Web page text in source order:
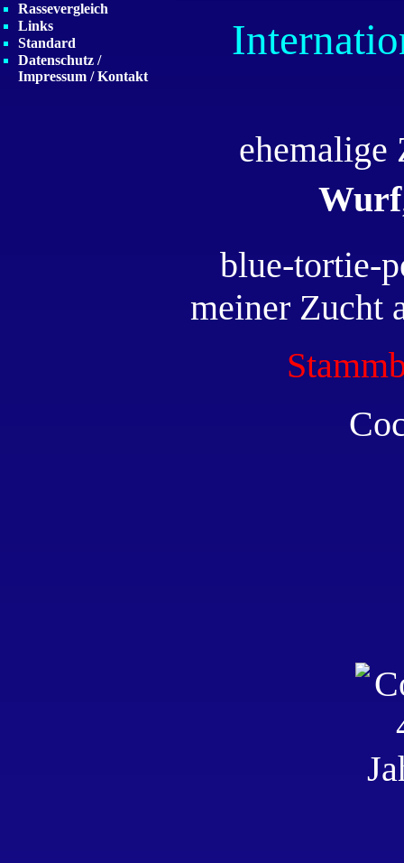
Rassevergleich
Links
Standard
Datenschutz /
Impressum / Kontakt
Wurf
blue-tortie-
meiner Zucht